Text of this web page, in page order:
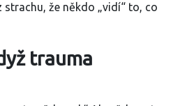
strachu, že někdo „vidí“ to, co
trauma